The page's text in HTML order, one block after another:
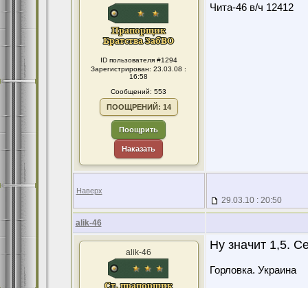
ID пользователя #1294
Зарегистрирован: 23.03.08 :
16:58
Сообщений: 553
ПООЩРЕНИЙ: 14
Поощрить
Наказать
Чита-46 в/ч 12412
Наверх
29.03.10 : 20:50
alik-46
alik-46
Ну значит 1,5.
Горловка. Украина